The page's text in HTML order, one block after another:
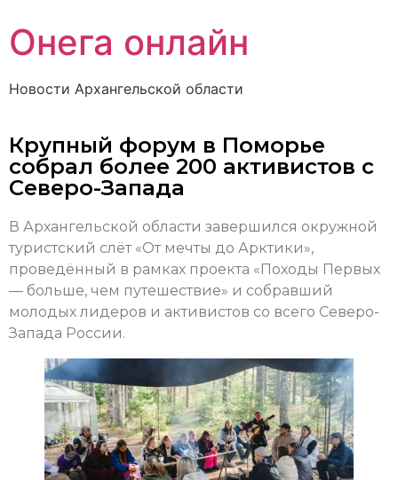
Онега онлайн
Новости Архангельской области
Крупный форум в Поморье
собрал более 200 активистов с
Северо-Запада
В Архангельской области завершился окружной
туристский слёт «От мечты до Арктики»,
проведённый в рамках проекта «Походы Первых
— больше, чем путешествие» и собравший
молодых лидеров и активистов со всего Северо-
Запада России.